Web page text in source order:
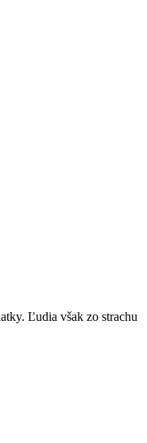
Ľudia však zo strachu